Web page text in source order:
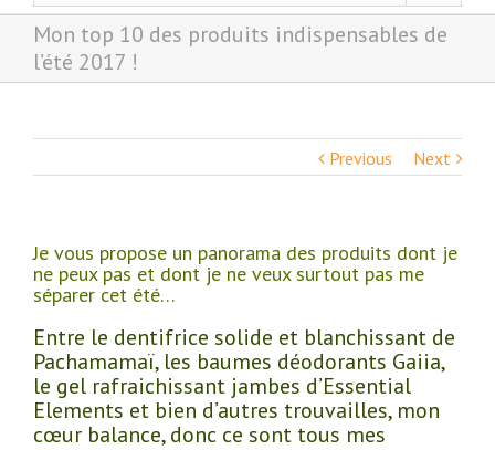
Mon top 10 des produits indispensables de
l’été 2017 !
Previous Next
Je vous propose un panorama des produits dont je
ne peux pas et dont je ne veux surtout pas me
séparer cet été…
Entre le dentifrice solide et blanchissant de
Pachamamaï, les baumes déodorants Gaiia,
le gel rafraichissant jambes d’Essential
Elements et bien d’autres trouvailles, mon
cœur balance, donc ce sont tous mes